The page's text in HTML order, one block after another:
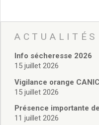
Affaires
Vie associative
Police
Services en ligne
Inscriptions
ACTUALITÉS
Info sécheresse 2026
15 juillet 2026
Vigilance orange
15 juillet 2026
Présence importante
11 juillet 2026